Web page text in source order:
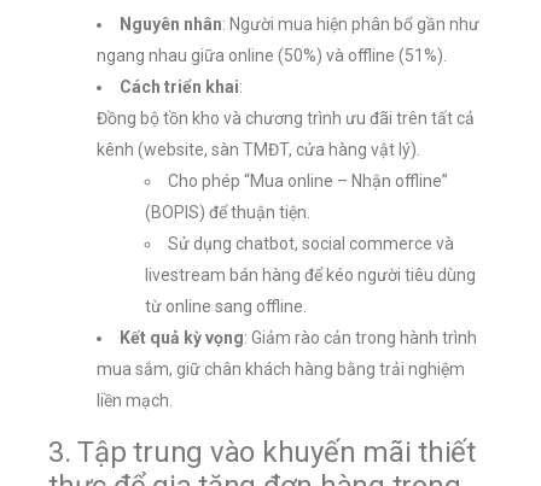
Nguyên nhân: Người mua hiện phân bổ gần như
ngang nhau giữa online (50%) và offline (51%).
Cách triển khai:
Đồng bộ tồn kho và chương trình ưu đãi trên tất cả
kênh (website, sàn TMĐT, cửa hàng vật lý).
Cho phép “Mua online – Nhận offline”
(BOPIS) để thuận tiện.
Sử dụng chatbot, social commerce và
livestream bán hàng để kéo người tiêu dùng
từ online sang offline.
Kết quả kỳ vọng: Giảm rào cản trong hành trình
mua sắm, giữ chân khách hàng bằng trải nghiệm
liền mạch.
3. Tập trung vào khuyến mãi thiết